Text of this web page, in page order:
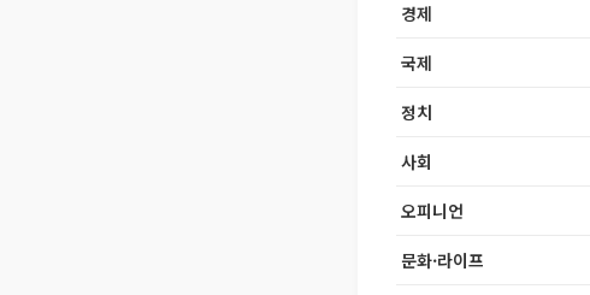
경제
국제
정치
사회
오피니언
문화·라이프